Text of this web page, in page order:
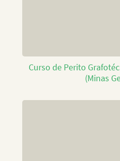
Curso de Perito
(Minas